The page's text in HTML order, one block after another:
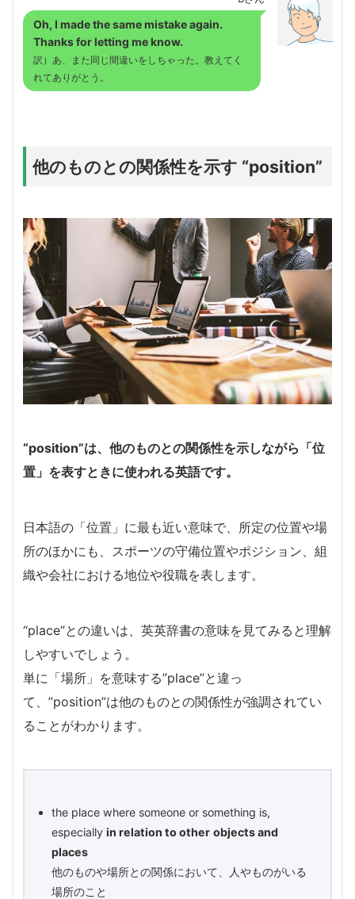
Oh, I made the same mistake again.
Thanks for letting me know.
訳）あ、また同じ間違いをしちゃった。教えてく
れてありがとう。
他のものとの関係性を示す “position”
“position”は、他のものとの関係性を示しながら「位
置」を表すときに使われる英語です。
日本語の「位置」に最も近い意味で、所定の位置や場
所のほかにも、スポーツの守備位置やポジション、組
織や会社における地位や役職を表します。
“place”との違いは、英英辞書の意味を見てみると理解
しやすいでしょう。
単に「場所」を意味する”place”と違っ
て、”position”は他のものとの関係性が強調されてい
ることがわかります。
the place where someone or something is,
especiallyin relation to other objects and
places
他のものや場所との関係において、人やものがいる
場所のこと